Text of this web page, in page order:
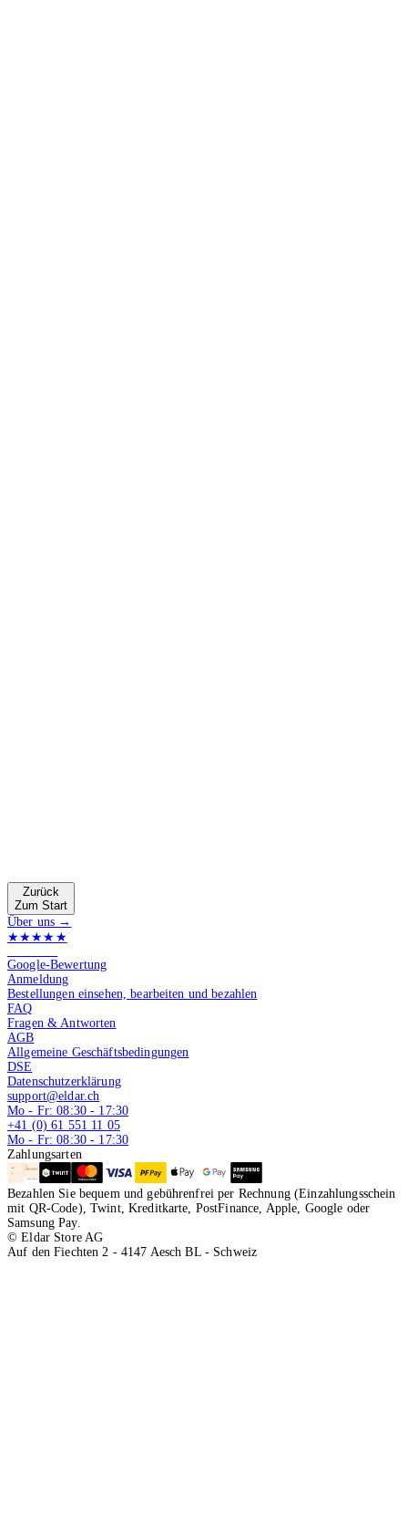
Zurück
Zum Start
Über uns →
★★★★★
Google-Bewertung
Anmeldung
Bestellungen einsehen, bearbeiten und bezahlen
FAQ
Fragen & Antworten
AGB
Allgemeine Geschäftsbedingungen
DSE
Datenschutzerklärung
support@eldar.ch
Mo - Fr: 08:30 - 17:30
+41 (0) 61 551 11 05
Mo - Fr: 08:30 - 17:30
Zahlungsarten
Bezahlen Sie bequem und gebührenfrei per Rechnung (Einzahlungsschein
mit QR-Code), Twint, Kreditkarte, PostFinance, Apple, Google oder
Samsung Pay.
© Eldar Store AG
Auf den Fiechten 2 - 4147 Aesch BL - Schweiz